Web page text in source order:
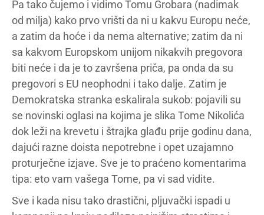
Pa tako čujemo i vidimo Tomu Grobara (nadimak
od milja) kako prvo vrišti da ni u kakvu Europu neće,
a zatim da hoće i da nema alternative; zatim da ni
sa kakvom Europskom unijom nikakvih pregovora
biti neće i da je to završena priča, pa onda da su
pregovori s EU neophodni i tako dalje. Zatim je
Demokratska stranka eskalirala sukob: pojavili su
se novinski oglasi na kojima je slika Tome Nikolića
dok leži na krevetu i štrajka glađu prije godinu dana,
dajući razne doista nepotrebne i opet uzajamno
proturječne izjave. Sve je to praćeno komentarima
tipa: eto vam vašega Tome, pa vi sad vidite.
Sve i kada nisu tako drastični, pljuvački ispadi u